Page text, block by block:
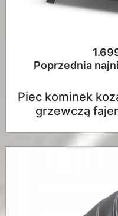
Poprzednia
Piec kominek
grzewczą